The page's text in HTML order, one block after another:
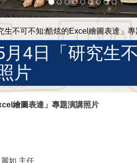
生不可不知:酷炫的Excel繪圖表達」
月4日「研究生
片
繪圖表達」專題演講照片
如 主任